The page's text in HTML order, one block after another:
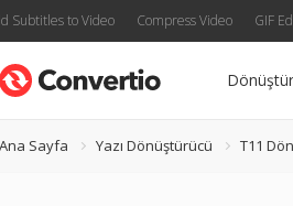
Subtitles to Video Compress Video GIF
Dönüştür
Ana Sayfa Yazı Dönüştürücü T11